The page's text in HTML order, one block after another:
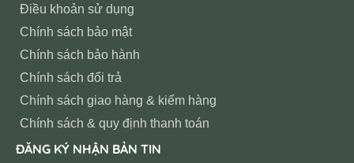
Điều khoản sử dụng
Chính sách bảo mật
Chính sách bảo hành
Chính sách đổi trả
Chính sách giao hàng & kiểm hàng
Chính sách & quy định thanh toán
ĐĂNG KÝ NHẬN BẢN TIN